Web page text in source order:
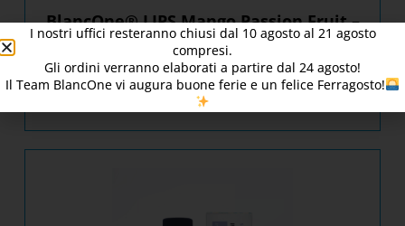
BlancOne® LIPS Mango Passion Fruit –
[016003/1]
SCOPRI IL PRODOTTO
I nostri uffici resteranno chiusi dal 10agosto al 21 agosto
compresi.
Gli ordini verranno elaborati a partire dal 24 agosto!
Il Team BlancOne vi augura buone ferie e un felice Ferragosto!